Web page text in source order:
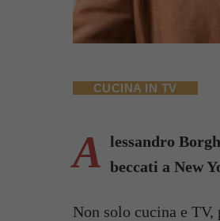
CUCINA IN TV
A lessandro
beccati a New
Non solo cucina e